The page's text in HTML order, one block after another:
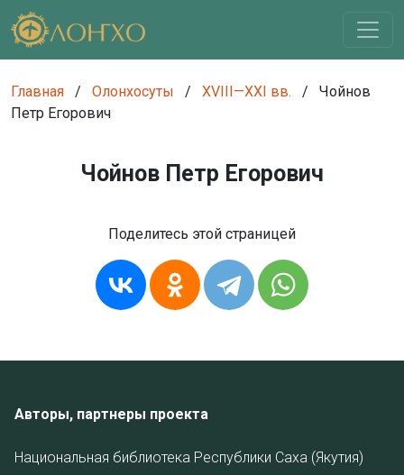
Главная / Олонхосуты / XVIII—XXI вв. /
Чойнов
Петр Егорович
Чойнов Петр Егорович
Поделитесь этой страницей
Авторы, партнеры проекта
Национальная библиотека Республики Саха (Якутия)